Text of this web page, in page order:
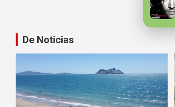
De Noticias